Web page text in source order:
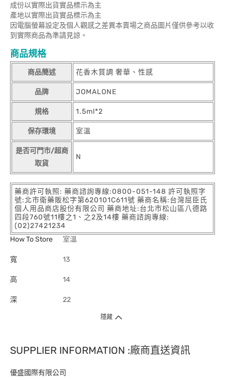
成份以實際出貨實品標示為主
產地以實際出貨實品標示為主
因電腦螢幕設定及個人觀感之差異本賣場之商品圖片僅供參考以收
到實際商品為準請見諒。
商品規格
商品簡述 花香木質調 奢華、性感
品牌 JOMALONE
規格 1.5ml*2
保存環境 室溫
是否可門市/超商
取貨
N
藥商許可執照: 藥商諮詢專線:0800-051-148 許可執照字
號:北市衛藥販松字第620101C611號 藥商名稱:台灣屈臣氏
個人用品商店股份有限公司 藥商地址:台北市松山區八德路
四段760號11樓之1、之2及14樓 藥商諮詢專線:
(02)27421234
How To Store
室溫
寬 13
高 14
深 22
隱藏
SUPPLIER INFORMATION :廠商直送資訊
優盛國際有限公司